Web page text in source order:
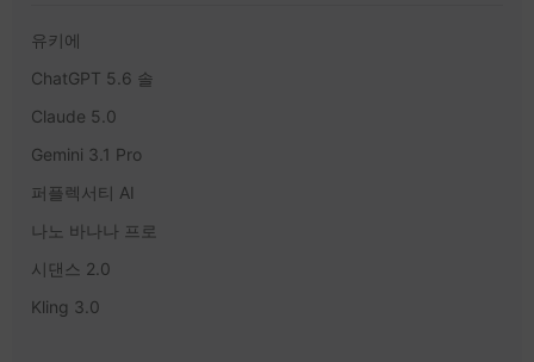
유키에
ChatGPT 5.6 솔
Claude 5.0
Gemini 3.1 Pro
퍼플렉서티 AI
나노 바나나 프로
시댄스 2.0
Kling 3.0